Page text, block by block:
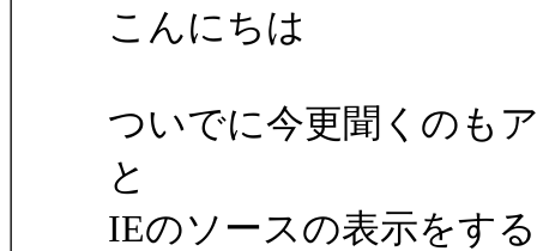
こんにちは
ついでに今更聞くのも
と
IEのソースの表示をす